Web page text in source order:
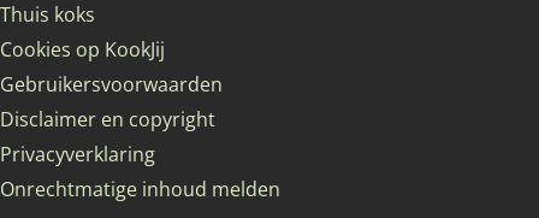
Thuis koks
Cookies op KookJij
Gebruikersvoorwaarden
Disclaimer en copyright
Privacyverklaring
Onrechtmatige inhoud melden